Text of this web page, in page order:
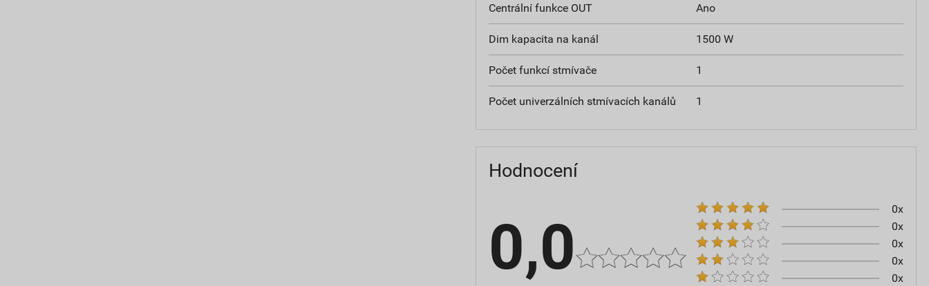
Centrální funkce OUT Ano
Dim kapacita na kanál 1500 W
Počet funkcí stmívače 1
Počet univerzálních stmívacích kanálů 1
Hodnocení
0,0
0x
0x
0x
0x
0x